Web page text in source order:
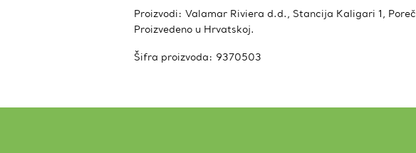
Proizvodi: Valamar Riviera d.d., Stancija Kaligari 1, Poreč
Proizvedeno u Hrvatskoj.
Šifra proizvoda: 9370503